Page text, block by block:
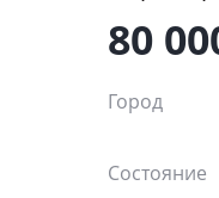
80
Город
Состояние